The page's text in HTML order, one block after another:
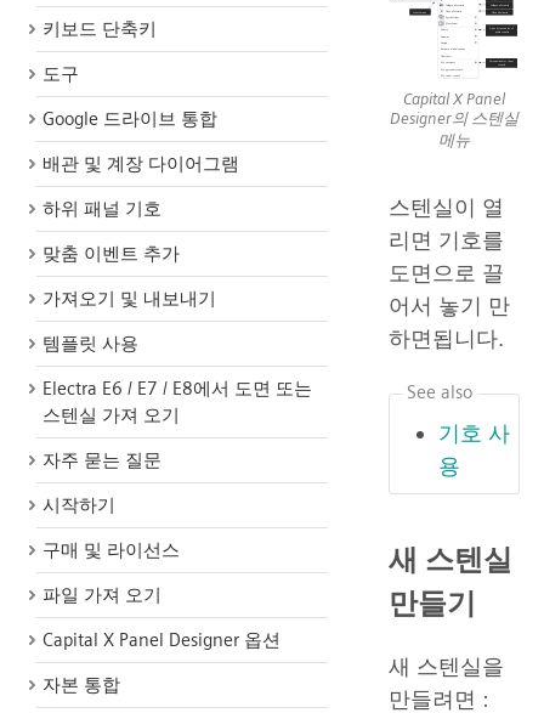
키보드 단축키
도구
Google 드라이브 통합
배관 및 계장 다이어그램
하위 패널 기호
맞춤 이벤트 추가
가져오기 및 내보내기
템플릿 사용
Electra E6 / E7 / E8에서 도면 또는
스텐실 가져 오기
자주 묻는 질문
시작하기
구매 및 라이선스
파일 가져 오기
Capital X Panel Designer 옵션
자본 통합
Capital X Panel
Designer의 스텐실
메뉴
스텐실이 열
리면 기호를
도면으로 끌
어서 놓기 만
하면됩니다.
기호 사
용
See also
새 스텐실
만들기
새 스텐실을
만들려면 :